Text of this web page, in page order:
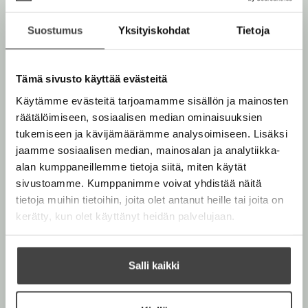
Suostumus Yksityiskohdat Tietoja
Tämä sivusto käyttää evästeitä
Käytämme evästeitä tarjoamamme sisällön ja mainosten
räätälöimiseen, sosiaalisen median ominaisuuksien
tukemiseen ja kävijämäärämme analysoimiseen. Lisäksi
jaamme sosiaalisen median, mainosalan ja analytiikka-
alan kumppaneillemme tietoja siitä, miten käytät
sivustoamme. Kumppanimme voivat yhdistää näitä
tietoja muihin tietoihin, joita olet antanut heille tai joita on
kerätty, kun olet käyttänyt heidän palvelujaan.
Salli kaikki
John Le Carré
Legendaarinen vakoilukirjailija
Kirjallinen debyytti ilmestyi 1961, ja maailmanlaajuisen
suosion hän saavutti kolmannella romaanillaanMies
kylmästä(1963, suom. 1964). Siitä lähtien hän on
pysynyt lukijoitten kestosuosikkina. John le Carrén
teoksista on suomennettu 22, viimeksiLainsuojaton
Hurmaava petturi. Pappi, lukkari, talonpoika, vakooja
romaanin pohjalta tehtiin 2011 elokuva, jonka
pääosassa nähtiin Gary Oldman.
o
h